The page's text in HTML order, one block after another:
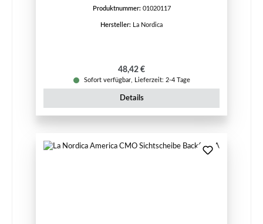
Produktnummer: 01020117
Hersteller: La Nordica
Regulärer Preis:
48,42 €
Sofort verfügbar, Lieferzeit: 2-4 Tage
Details